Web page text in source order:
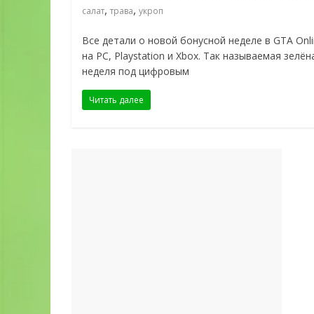
салат, трава, укроп
Все детали о новой бонусной неделе в GTA
на PC, Playstation и Xbox. Так называемая
неделя под цифровым
Читать далее